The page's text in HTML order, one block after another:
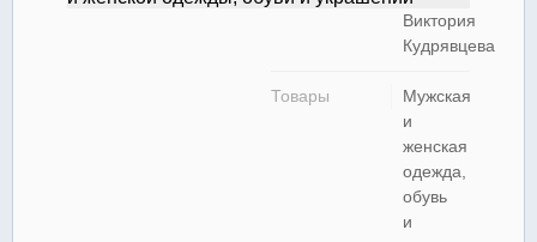
Виктория
Кудрявцева
Товары
Мужская
и
женская
одежда,
обувь
и